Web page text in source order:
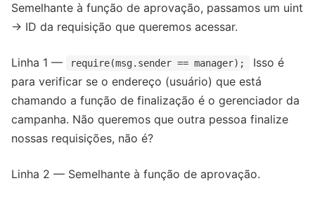
Semelhante à função de aprovação, passamos um uint
→ ID da requisição que queremos acessar.
Linha 1 — require(msg.sender == manager);
Isso é
para verificar se o endereço (usuário) que está
chamando a função de finalização é o gerenciador da
campanha. Não queremos que outra pessoa finalize
nossas requisições, não é?
Linha 2 — Semelhante à função de aprovação.